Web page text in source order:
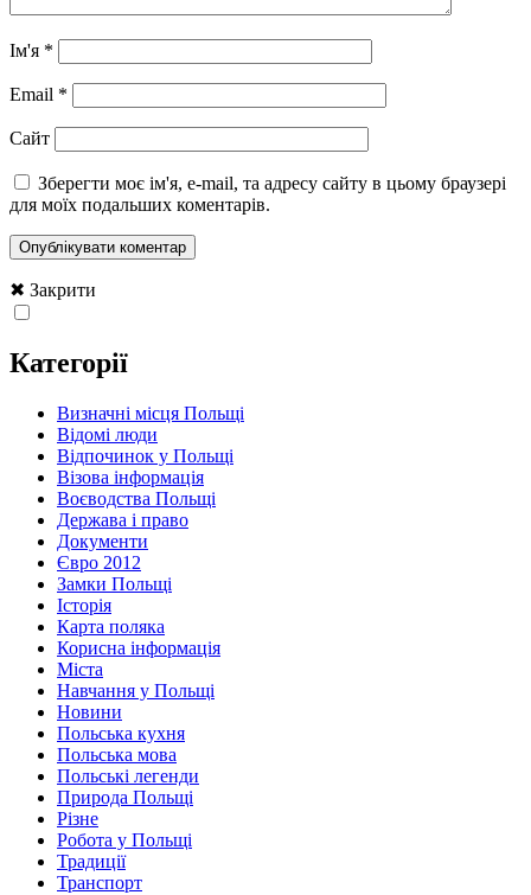
Ім'я *
Email *
Сайт
Зберегти моє ім'я, e-mail, та адресу сайту в цьому браузері
для моїх подальших коментарів.
✖ Закрити
Категорії
Визначні місця Польщі
Відомі люди
Відпочинок у Польщі
Візова інформація
Воєводства Польщі
Держава і право
Документи
Євро 2012
Замки Польщі
Історія
Карта поляка
Корисна інформація
Міста
Навчання у Польщі
Новини
Польська кухня
Польська мова
Польські легенди
Природа Польщі
Різне
Робота у Польщі
Традиції
Транспорт